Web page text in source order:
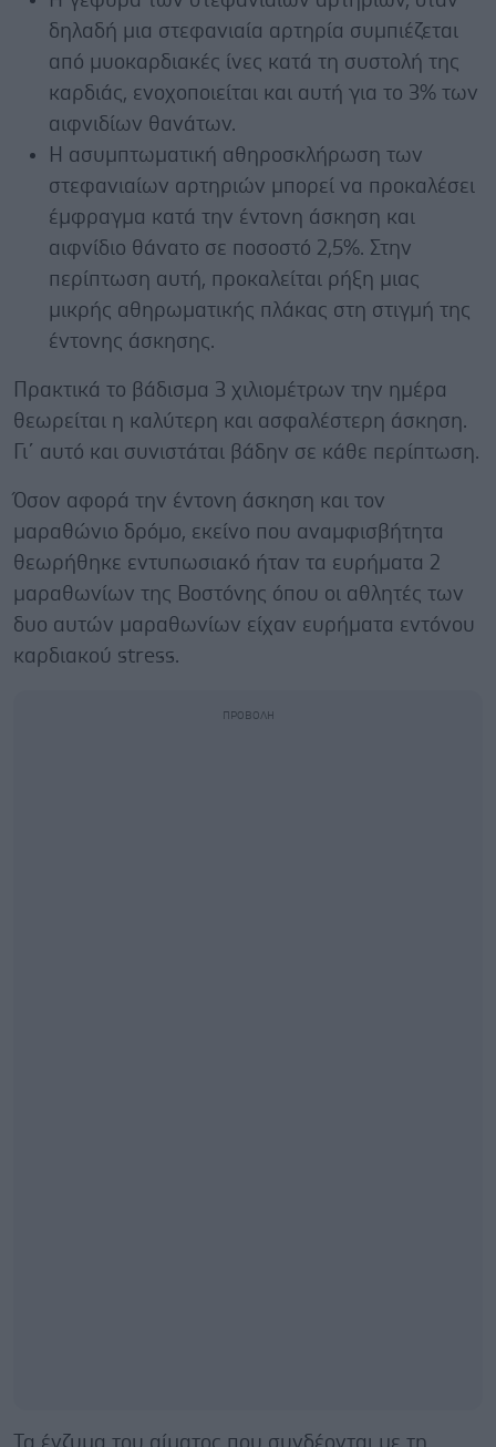
δηλαδή μια στεφανιαία αρτηρία συμπιέζεται
από μυοκαρδιακές ίνες κατά τη συστολή της
καρδιάς, ενοχοποιείται και αυτή για το 3% των
αιφνιδίων θανάτων.
Η ασυμπτωματική αθηροσκλήρωση των
στεφανιαίων αρτηριών μπορεί να προκαλέσει
έμφραγμα κατά την έντονη άσκηση και
αιφνίδιο θάνατο σε ποσοστό 2,5%. Στην
περίπτωση αυτή, προκαλείται ρήξη μιας
μικρής αθηρωματικής πλάκας στη στιγμή της
έντονης άσκησης.
Πρακτικά το βάδισμα 3 χιλιομέτρων την ημέρα
θεωρείται η καλύτερη και ασφαλέστερη άσκηση.
Γι΄ αυτό και συνιστάται βάδην σε κάθε περίπτωση.
Όσον αφορά την έντονη άσκηση και τον
μαραθώνιο δρόμο, εκείνο που αναμφισβήτητα
θεωρήθηκε εντυπωσιακό ήταν τα ευρήματα 2
μαραθωνίων της Βοστόνης όπου οι αθλητές των
δυο αυτών μαραθωνίων είχαν ευρήματα εντόνου
καρδιακού stress.